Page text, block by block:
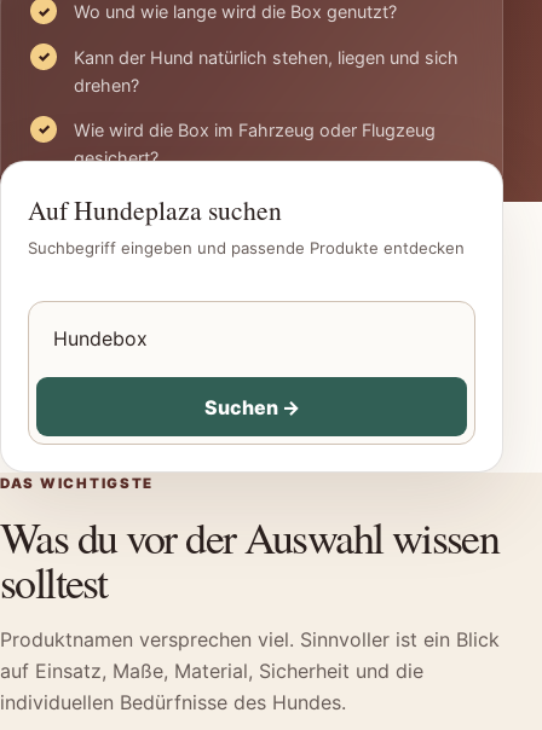
Wo und wie lange wird die Box genutzt?
Kann der Hund natürlich stehen, liegen und sich
drehen?
Wie wird die Box im Fahrzeug oder Flugzeug
gesichert?
Auf Hundeplaza suchen
Suchbegriff eingeben und passende Produkte entdecken
Suchen →
DAS WICHTIGSTE
Was du vor der Auswahl wissen
solltest
Produktnamen versprechen viel. Sinnvoller ist ein Blick
auf Einsatz, Maße, Material, Sicherheit und die
individuellen Bedürfnisse des Hundes.